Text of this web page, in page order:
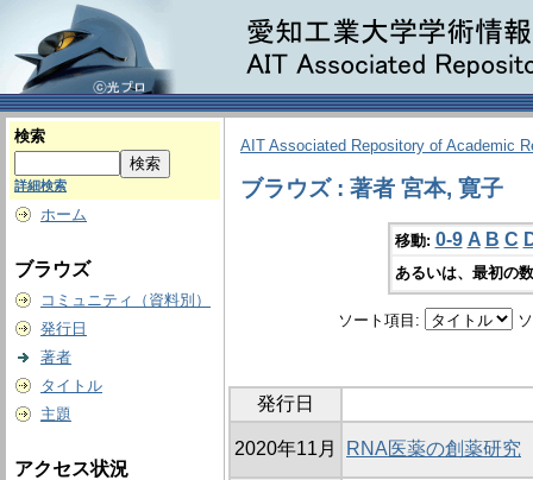
検索
詳細検索
ホーム
ブラウズ
コミュニティ（資料別）
発行日
著者
タイトル
主題
アクセス状況
AIT Associated Repository of Academic
ブラウズ : 著者 宮本, 寛子
移動: 0-9 A B C
あるいは、最初の
ソート項目:
発行日
2020年11月 RNA医薬の創薬研究